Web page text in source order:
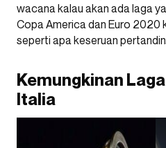
wacana kalau akan ada laga
Copa America dan Euro 2020
seperti apa keseruan
Kemungkinan
Italia